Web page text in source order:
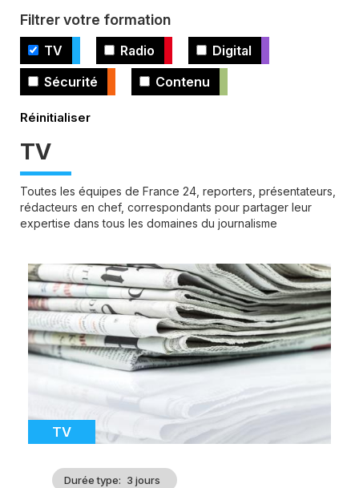
Filtrer votre formation
TV Radio
Digital
Sécurité
Contenu
TV
Toutes les équipes de France 24, reporters, présentateurs,
rédacteurs en chef, correspondants pour partager leur
expertise dans tous les domaines du journalisme
Image
d'illustration
Catégorie
TV
Durée type 3 jours